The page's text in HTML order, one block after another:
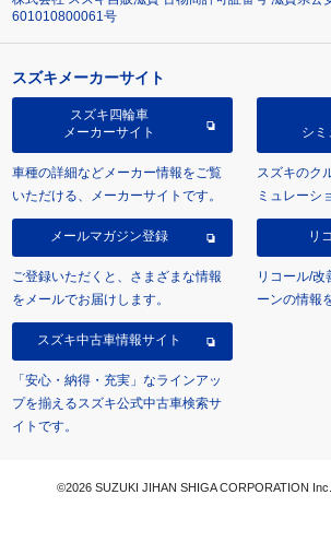
601010800061号
スズキメーカーサイト
スズキ四輪車
メーカーサイト
車種の詳細などメーカー情報をご覧
いただける、メーカーサイトです。
シミ
スズキのク
ミュレーシ
メールマガジン登録
ご登録いただくと、さまざまな情報
をメールでお届けします。
リ
リコール/改
ーンの情報
スズキ中古車情報サイト
「安心・納得・充実」なラインアッ
プを揃えるスズキ公式中古車検索サ
イトです。
©2026 SUZUKI JIHAN SHIGA CORPORATION